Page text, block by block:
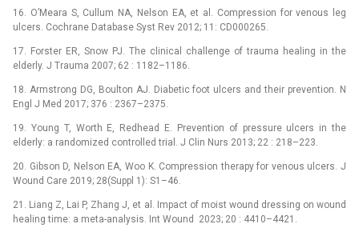
16. O’Meara S, Cullum NA, Nelson EA, et al. Compression for venous leg
ulcers. Cochrane Database Syst Rev 2012; 11: CD000265.
17. Forster ER, Snow PJ. The clinical challenge of trauma healing in the
elderly. J Trauma 2007; 62 : 1182–1186.
18. Armstrong DG, Boulton AJ. Diabetic foot ulcers and their prevention. N
Engl J Med 2017; 376 : 2367–2375.
19. Young T, Worth E, Redhead E. Prevention of pressure ulcers in the
elderly: a randomized controlled trial. J Clin Nurs 2013; 22 : 218–223.
20. Gibson D, Nelson EA, Woo K. Compression therapy for venous ulcers. J
Wound Care 2019; 28(Suppl 1): S1–46.
21. Liang Z, Lai P, Zhang J, et al. Impact of moist wound dressing on wound
healing time: a meta-analysis. Int Wound 2023; 20 : 4410–4421.